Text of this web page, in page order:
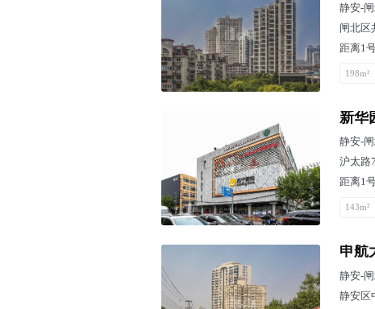
静安-
闸北区
距离1
198m²
新华
静安-
沪太路
距离1
143m²
申航
静安-
静安区